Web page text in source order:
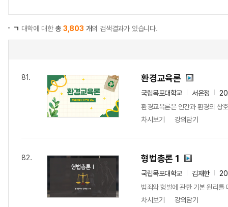
ㄱ 대학에 대한총 3,803 개의 검색결과가 있습니다.
81. 환경교육론
국립목포대학교 서은정
환경교육론은 인간과 환경의 상
차시보기
강의담기
82. 형법총론 1
국립목포대학교 김재한
범죄와 형벌에 관한 기본 원리를
차시보기
강의담기